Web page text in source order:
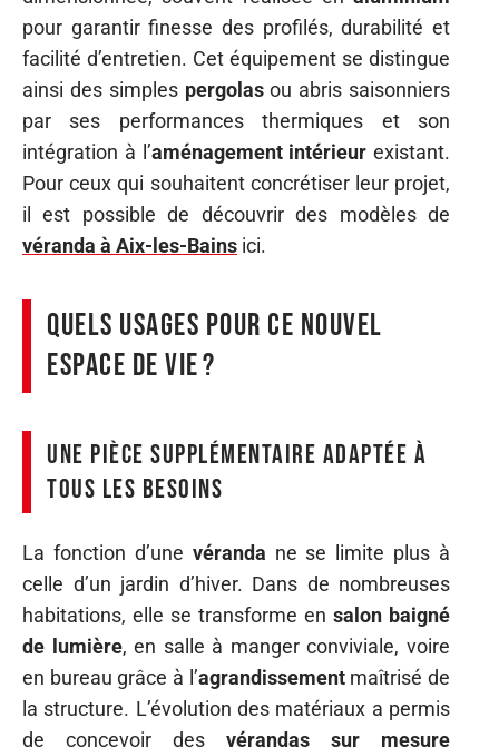
pour garantir finesse des profilés, durabilité et
facilité d’entretien. Cet équipement se distingue
ainsi des simples pergolasou abris saisonniers
par ses performances thermiques et son
intégration à l’aménagement intérieur existant.
Pour ceux qui souhaitent concrétiser leur projet,
il est possible de découvrir des modèles de
véranda à Aix-les-Bains ici.
Quels usages pour ce nouvel
espace de vie ?
Une pièce supplémentaire adaptée à
tous les besoins
La fonction d’une véranda ne se limite plus à
celle d’un jardin d’hiver. Dans de nombreuses
habitations, elle se transforme en salon baigné
de lumière, en salle à manger conviviale, voire
en bureau grâce à l’agrandissementmaîtrisé de
la structure. L’évolution des matériaux a permis
de concevoir des vérandas sur mesure